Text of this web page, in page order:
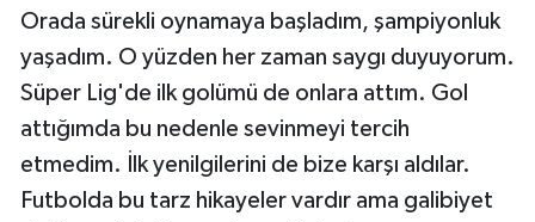
Orada sürekli oynamaya başladım, şampiyonluk
yaşadım. O yüzden her zaman saygı duyuyorum.
Süper Lig'de ilk golümü de onlara attım. Gol
attığımda bu nedenle sevinmeyi tercih
etmedim. İlk yenilgilerini de bize karşı aldılar.
Futbolda bu tarz hikayeler vardır ama galibiyet